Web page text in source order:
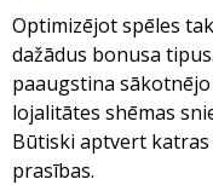
Optimizējot spēles
dažādus bonusa
paaugstina
lojalitātes shēmas
Būtiski aptvert
prasības.